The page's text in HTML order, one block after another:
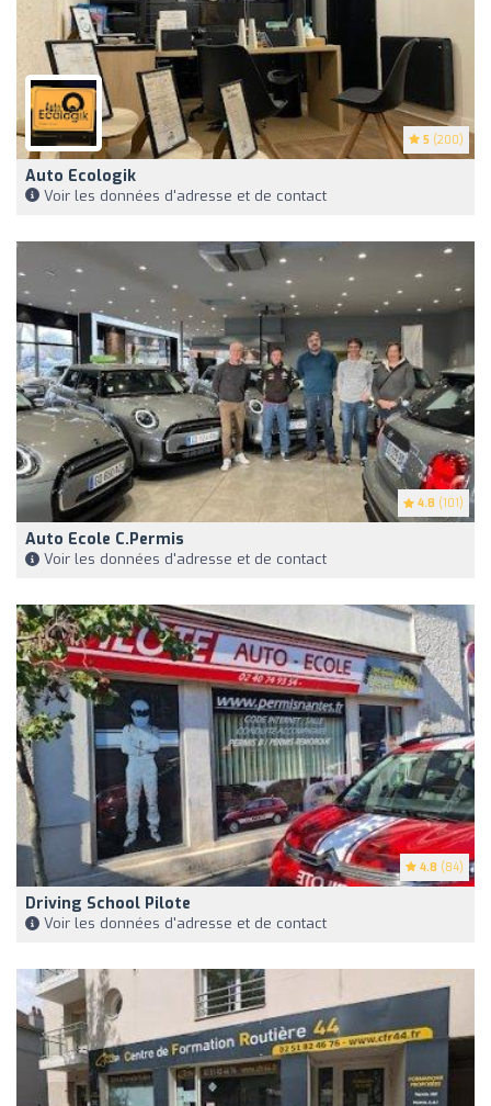
5 (200)
Auto Ecologik
Voir les données d'adresse et de contact
4.8 (101)
Auto Ecole C.Permis
Voir les données d'adresse et de contact
4.8 (84)
Driving School Pilote
Voir les données d'adresse et de contact